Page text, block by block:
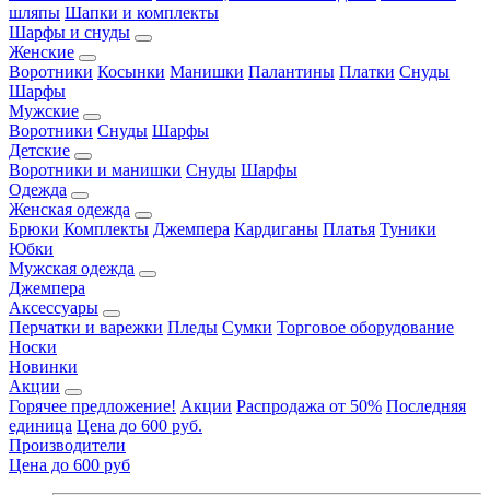
шляпы Шапки и комплекты
Шарфы и снуды
Женские
Воротники Косынки Манишки Палантины Платки Снуды
Шарфы
Мужские
Воротники Снуды Шарфы
Детские
Воротники и манишки Снуды Шарфы
Одежда
Женская одежда
Брюки Комплекты Джемпера Кардиганы Платья Туники
Юбки
Мужская одежда
Джемпера
Аксессуары
Перчатки и варежки Пледы Сумки Торговое оборудование
Носки
Новинки
Акции
Горячее предложение! Акции Распродажа от 50% Последняя
единица Цена до 600 руб.
Производители
Цена до 600 руб